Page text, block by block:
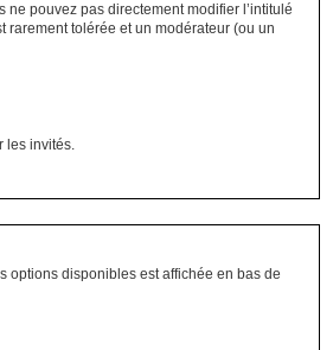
pouvez pas directement modifier l’intitulé
rarement tolérée et un modérateur (ou un
les invités.
options disponibles est affichée en bas de